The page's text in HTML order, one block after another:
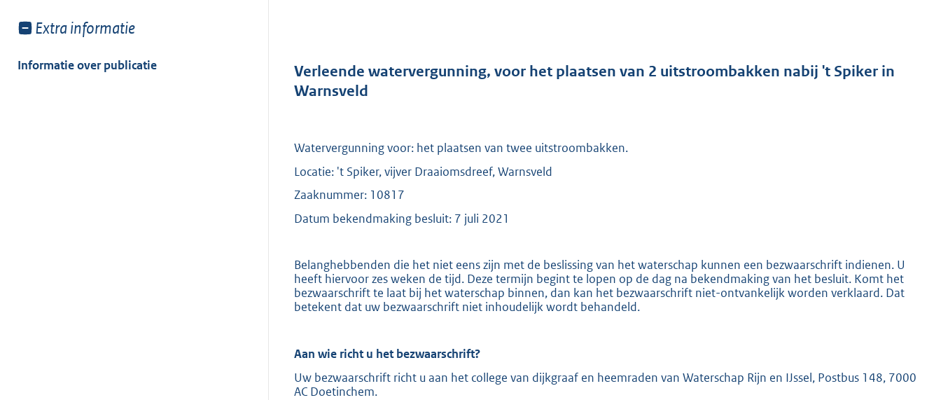
Toon
van:
Extra informatie
Informatie over publicatie
d
o
0
9
K
Verleende watervergunning, voor het plaatsen van 2 uitstroombakken nabij 't Spiker in
Warnsveld
Watervergunning voor: het plaatsen van twee uitstroombakken.
Locatie: 't Spiker, vijver Draaiomsdreef, Warnsveld
Zaaknummer: 10817
Datum bekendmaking besluit: 7 juli 2021
Belanghebbenden die het niet eens zijn met de beslissing van het waterschap kunnen een bezwaarschrift indienen. U
heeft hiervoor zes weken de tijd. Deze termijn begint te lopen op de dag na bekendmaking van het besluit. Komt het
bezwaarschrift te laat bij het waterschap binnen, dan kan het bezwaarschrift niet-ontvankelijk worden verklaard. Dat
betekent dat uw bezwaarschrift niet inhoudelijk wordt behandeld.
Aan wie richt u het bezwaarschrift?
Uw bezwaarschrift richt u aan het college van dijkgraaf en heemraden van Waterschap Rijn en IJssel, Postbus 148, 7000
AC Doetinchem.